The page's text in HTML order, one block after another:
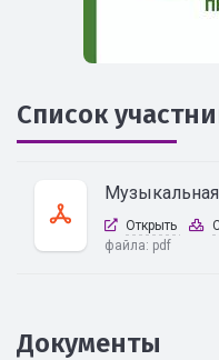
Список
Открыть
файла: pdf
Документы